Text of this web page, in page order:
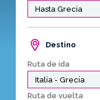
Destino
Ruta de ida
Ruta de vuelta